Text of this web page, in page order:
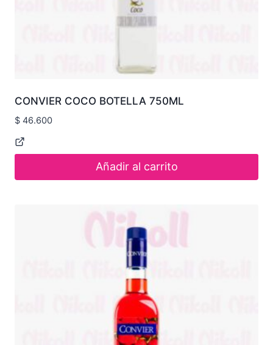
CONVIER COCO BOTELLA 750ML
$ 46.600
Añadir al carrito